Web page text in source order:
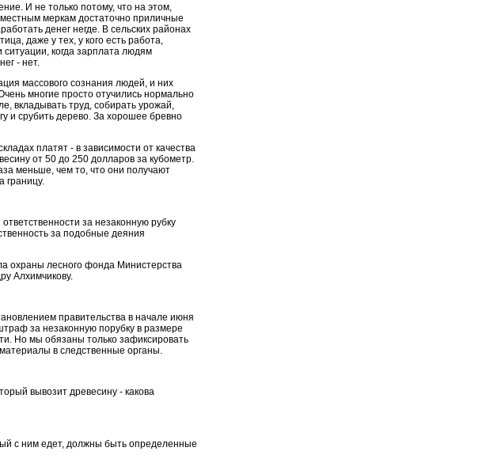
И не только потому, что на этом,
меркам достаточно приличные
денег негде. В сельских районах
даже у тех, у кого есть работа,
когда зарплата людям
- нет.
массового сознания людей, и них
многие просто отучились нормально
вкладывать труд, собирать урожай,
и срубить дерево. За хорошее бревно
платят - в зависимости от качества
от 50 до 250 долларов за кубометр.
меньше, чем то, что они получают
границу.
за незаконную рубку
за подобные деяния
охраны лесного фонда Министерства
Алхимчикову.
правительства в начале июня
за незаконную порубку в размере
Но мы обязаны только зафиксировать
в следственные органы.
вывозит древесину - какова
с ним едет, должны быть определенные